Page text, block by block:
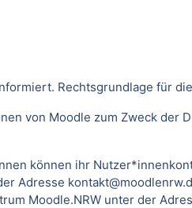
Rechtsgrundlage für
von Moodle zum Zweck der
können ihr
Adresse
Moodle.NRW unter der